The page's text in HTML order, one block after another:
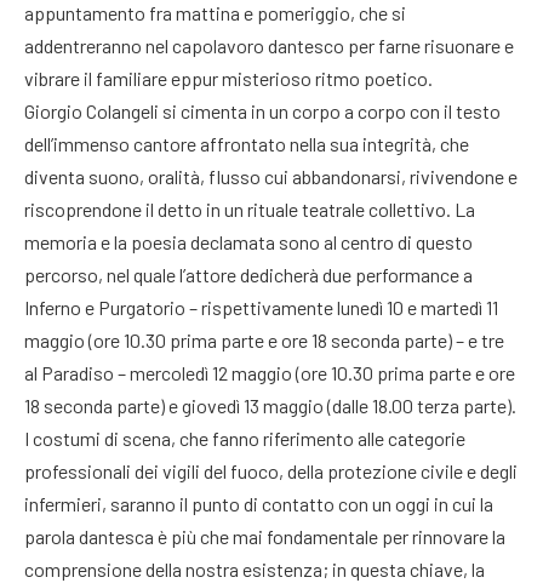
appuntamento fra mattina e pomeriggio, che si
addentreranno nel capolavoro dantesco per farne risuonare e
vibrare il familiare eppur misterioso ritmo poetico.
Giorgio Colangeli si cimenta in un corpo a corpo con il testo
dell’immenso cantore affrontato nella sua integrità, che
diventa suono, oralità, flusso cui abbandonarsi, rivivendone e
riscoprendone il detto in un rituale teatrale collettivo. La
memoria e la poesia declamata sono al centro di questo
percorso, nel quale l’attore dedicherà due performance a
Inferno e Purgatorio – rispettivamente lunedì 10 e martedì 11
maggio (ore 10.30 prima parte e ore 18 seconda parte) – e tre
al Paradiso – mercoledì 12 maggio (ore 10.30 prima parte e ore
18 seconda parte) e giovedì 13 maggio (dalle 18.00 terza parte).
I costumi di scena, che fanno riferimento alle categorie
professionali dei vigili del fuoco, della protezione civile e degli
infermieri, saranno il punto di contatto con un oggi in cui la
parola dantesca è più che mai fondamentale per rinnovare la
comprensione della nostra esistenza; in questa chiave, la